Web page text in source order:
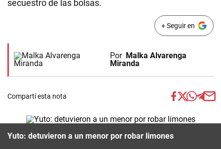
secuestro de las bolsas.
+ Seguir en
Por Malka Alvarenga
Miranda
Compartí esta nota
Yuto: detuvieron a un menor por robar limones